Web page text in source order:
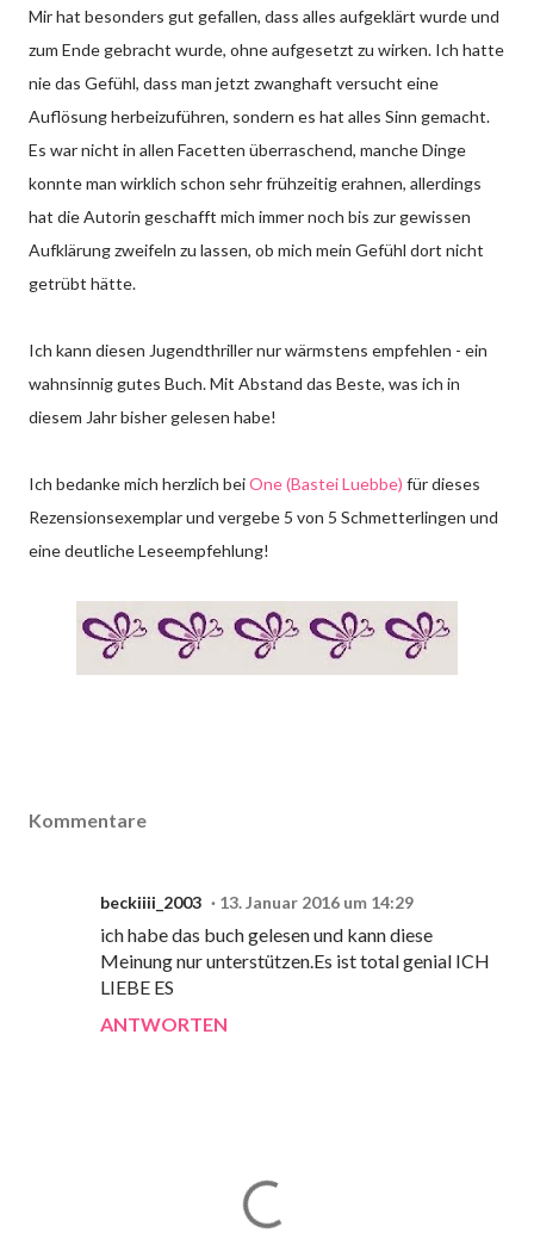
Mir hat besonders gut gefallen, dass alles aufgeklärt wurde und
zum Ende gebracht wurde, ohne aufgesetzt zu wirken. Ich hatte
nie das Gefühl, dass man jetzt zwanghaft versucht eine
Auflösung herbeizuführen, sondern es hat alles Sinn gemacht.
Es war nicht in allen Facetten überraschend, manche Dinge
konnte man wirklich schon sehr frühzeitig erahnen, allerdings
hat die Autorin geschafft mich immer noch bis zur gewissen
Aufklärung zweifeln zu lassen, ob mich mein Gefühl dort nicht
getrübt hätte.
Ich kann diesen Jugendthriller nur wärmstens empfehlen - ein
wahnsinnig gutes Buch. Mit Abstand das Beste, was ich in
diesem Jahr bisher gelesen habe!
Ich bedanke mich herzlich beiOne (Bastei Luebbe) für dieses
Rezensionsexemplar und vergebe 5 von 5 Schmetterlingen und
eine deutliche Leseempfehlung!
Kommentare
beckiiii_2003 13. Januar 2016 um 14:29
ich habe das buch gelesen und kann diese
Meinung nur unterstützen.Es ist total genial ICH
LIEBE ES
ANTWORTEN